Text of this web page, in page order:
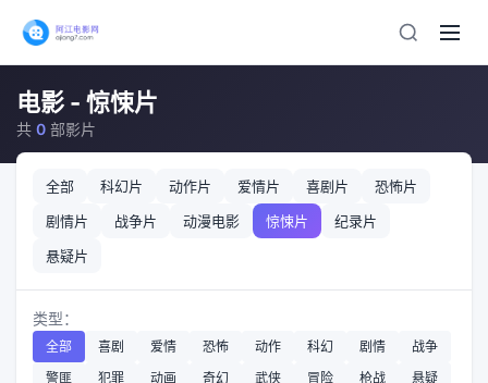
电影 - 惊悚片
共 0 部影片
全部 科幻片 动作片 爱情片 喜剧片
恐怖片
剧情片
战争片 动漫电影 惊悚片
纪录片
悬疑片
类型：
全部 喜剧 爱情 恐怖 动作 科幻 剧情
战争
警匪
犯罪 动画 奇幻 武侠 冒险 枪战
悬疑